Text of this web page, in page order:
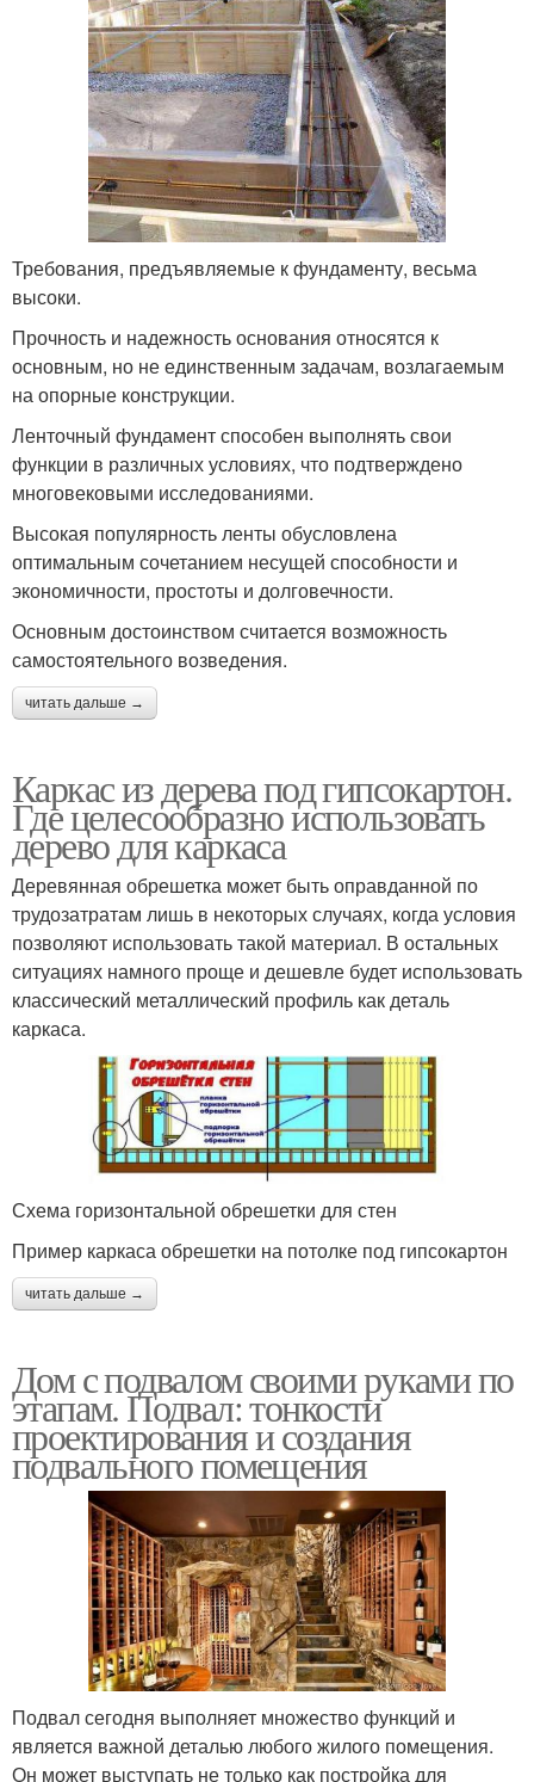
Требования, предъявляемые к фундаменту, весьма
высоки.
Прочность и надежность основания относятся к
основным, но не единственным задачам, возлагаемым
на опорные конструкции.
Ленточный фундамент способен выполнять свои
функции в различных условиях, что подтверждено
многовековыми исследованиями.
Высокая популярность ленты обусловлена
оптимальным сочетанием несущей способности и
экономичности, простоты и долговечности.
Основным достоинством считается возможность
самостоятельного возведения.
читать дальше →
Каркас из дерева под гипсокартон.
Где целесообразно использовать
дерево для каркаса
Деревянная обрешетка может быть оправданной по
трудозатратам лишь в некоторых случаях, когда условия
позволяют использовать такой материал. В остальных
ситуациях намного проще и дешевле будет использовать
классический металлический профиль как деталь
каркаса.
Схема горизонтальной обрешетки для стен
Пример каркаса обрешетки на потолке под гипсокартон
читать дальше →
Дом с подвалом своими руками по
этапам. Подвал: тонкости
проектирования и создания
подвального помещения
Подвал сегодня выполняет множество функций и
является важной деталью любого жилого помещения.
Он может выступать не только как постройка для